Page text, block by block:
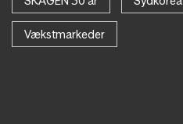
Vækstmarkeder